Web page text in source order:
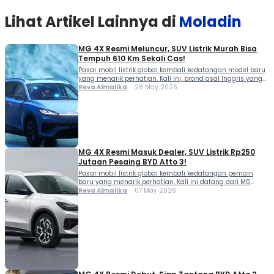
Lihat Artikel Lainnya di Moladin
MG 4X Resmi Meluncur, SUV Listrik Murah Bisa
Tempuh 610 Km Sekali Cas!
Pasar mobil listrik global kembali kedatangan model baru
yang menarik perhatian. Kali ini, brand asal Inggris yang
berada di bawah naungan SAIC Motor, yakni MG Motor
Reva Almalika 28 May 2026
MG 4X Resmi Masuk Dealer, SUV Listrik Rp250
Jutaan Pesaing BYD Atto 3!
Pasar mobil listrik global kembali kedatangan pemain
baru yang menarik perhatian. Kali ini datang dari MG
Motor lewat MG 4X, SUV listrik kompak yang digadang-
Reva Almalika 07 May 2026